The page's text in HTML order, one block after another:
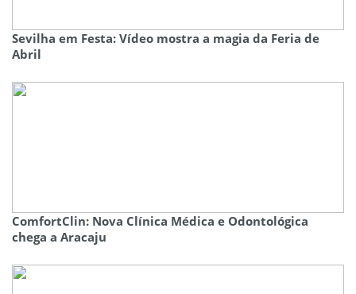
Sevilha em Festa: Vídeo mostra a magia da Feria de
Abril
ComfortClin: Nova Clínica Médica e Odontológica
chega a Aracaju